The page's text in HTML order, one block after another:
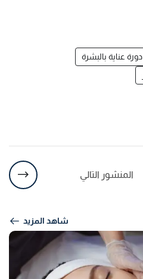
دورة عناية بالبشرة
المنشور التالي
شاهد المزيد